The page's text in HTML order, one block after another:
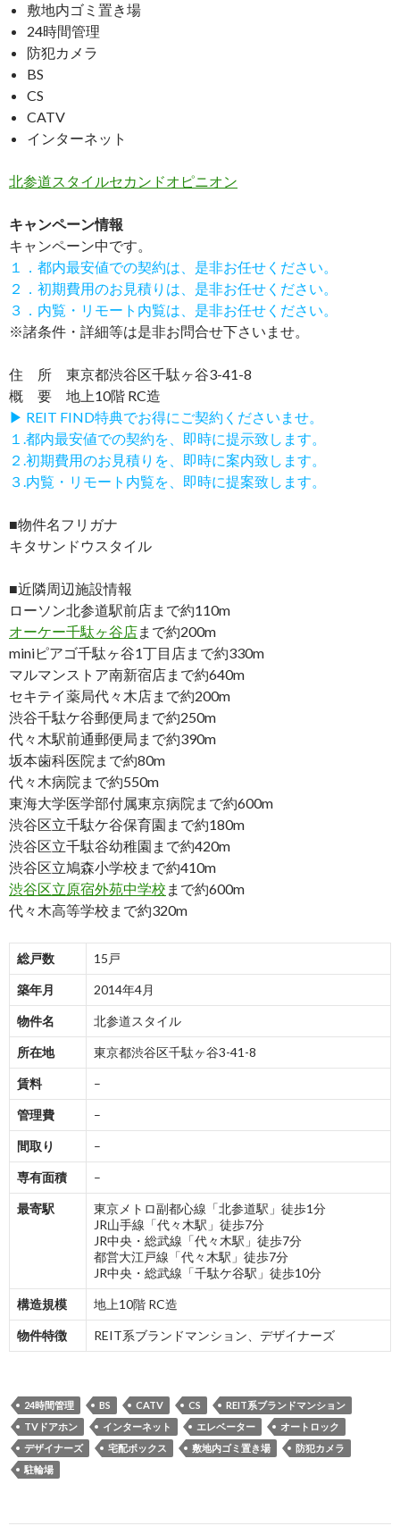
敷地内ゴミ置き場
24時間管理
防犯カメラ
BS
CS
CATV
インターネット
北参道スタイルセカンドオピニオン
キャンペーン情報
キャンペーン中です。
１．都内最安値での契約は、是非お任せください。
２．初期費用のお見積りは、是非お任せください。
３．内覧・リモート内覧は、是非お任せください。
※諸条件・詳細等は是非お問合せ下さいませ。
住 所 東京都渋谷区千駄ヶ谷3-41-8
概 要 地上10階 RC造
▶ REIT FIND特典でお得にご契約くださいませ。
１.都内最安値での契約を、即時に提示致します。
２.初期費用のお見積りを、即時に案内致します。
３.内覧・リモート内覧を、即時に提案致します。
■物件名フリガナ
キタサンドウスタイル
■近隣周辺施設情報
ローソン北参道駅前店まで約110m
オーケー千駄ヶ谷店まで約200m
miniピアゴ千駄ヶ谷1丁目店まで約330m
マルマンストア南新宿店まで約640m
セキテイ薬局代々木店まで約200m
渋谷千駄ケ谷郵便局まで約250m
代々木駅前通郵便局まで約390m
坂本歯科医院まで約80m
代々木病院まで約550m
東海大学医学部付属東京病院まで約600m
渋谷区立千駄ケ谷保育園まで約180m
渋谷区立千駄谷幼稚園まで約420m
渋谷区立鳩森小学校まで約410m
渋谷区立原宿外苑中学校 まで約600m
代々木高等学校まで約320m
総戸数 15戸
築年月 2014年4月
物件名 北参道スタイル
所在地 東京都渋谷区千駄ヶ谷3-41-8
賃料 –
管理費 –
間取り –
専有面積 –
最寄駅
東京メトロ副都心線「北参道駅」徒歩1分
JR山手線「代々木駅」徒歩7分
JR中央・総武線「代々木駅」徒歩7分
都営大江戸線「代々木駅」徒歩7分
JR中央・総武線「千駄ケ谷駅」徒歩10分
構造規模 地上10階 RC造
物件特徴 REIT系ブランドマンション、デザイナーズ
24時間管理 BS CATV CS
REIT系ブランドマンション
TVドアホン
インターネット エレベーター
オートロック
デザイナーズ
宅配ボックス 敷地内ゴミ置き場
防犯カメラ
駐輪場